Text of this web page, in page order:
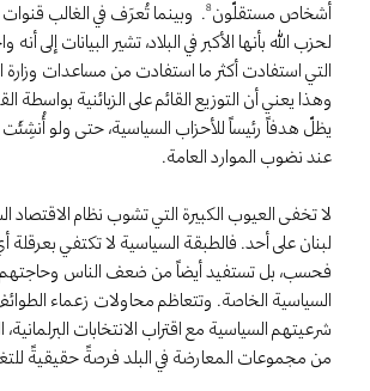
أشخاص مستقلّون8. وبينما تُعرَف في الغالب قنوات
لحزب الله بأنها الأكبر في البلاد، تشير البيانات إلى
التي استفادت أكثر ما استفادت من مساعدات وزارة
وهذا يعني أن التوزيع القائم على الزبائنية بواسطة
يظلّ هدفاً رئيساً للأحزاب السياسية، حتى ولو
عند نضوب الموارد العامة.
لا تخفى العيوب الكبيرة التي تشوب نظام الاقتصاد
لبنان على أحد. فالطبقة السياسية لا تكتفي بعرقلة
فحسب، بل تستفيد أيضاً من ضعف الناس وحاجتهم
السياسية الخاصة. وتتعاظم محاولات زعماء
شرعيتهم السياسية مع اقتراب الانتخابات البرلمانية،
من مجموعات المعارضة في البلد فرصةً حقيقيةً